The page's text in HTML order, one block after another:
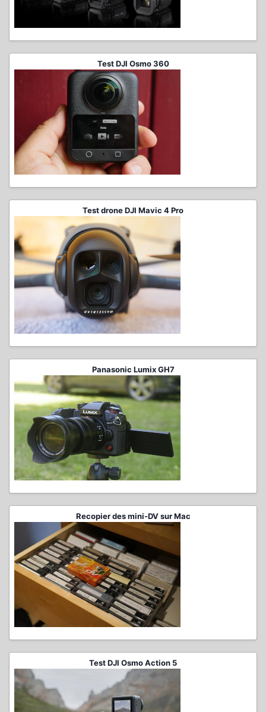
Test DJI Osmo 360
Test drone DJI Mavic 4 Pro
Panasonic Lumix GH7
Recopier des mini-DV sur Mac
Test DJI Osmo Action 5